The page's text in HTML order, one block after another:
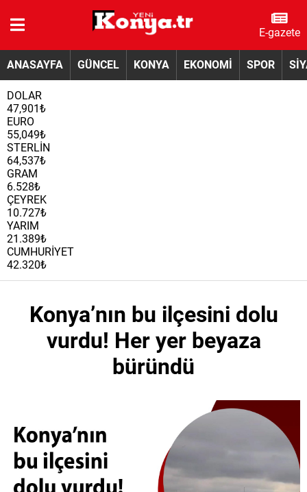
E-gazete
ANASAYFA GÜNCEL KONYA EKONOMİ SPOR
DOLAR
47,901₺
EURO
55,049₺
STERLİN
64,537₺
GRAM
6.528₺
ÇEYREK
10.727₺
YARIM
21.389₺
CUMHURİYET
42.320₺
Konya’nın bu ilçesini dolu
vurdu! Her yer beyaza
büründü